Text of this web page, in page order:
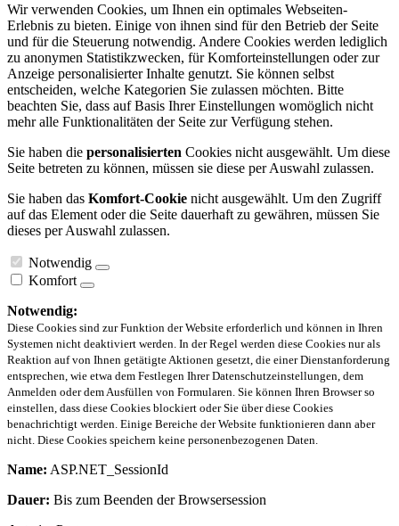
Wir verwenden Cookies, um Ihnen ein optimales Webseiten-
Erlebnis zu bieten. Einige von ihnen sind für den Betrieb der Seite
und für die Steuerung notwendig. Andere Cookies werden lediglich
zu anonymen Statistikzwecken, für Komforteinstellungen oder zur
Anzeige personalisierter Inhalte genutzt. Sie können selbst
entscheiden, welche Kategorien Sie zulassen möchten. Bitte
beachten Sie, dass auf Basis Ihrer Einstellungen womöglich nicht
mehr alle Funktionalitäten der Seite zur Verfügung stehen.
Sie haben die personalisierten Cookies nicht ausgewählt. Um diese
Seite betreten zu können, müssen sie diese per Auswahl zulassen.
Sie haben das Komfort-Cookie nicht ausgewählt. Um den Zugriff
auf das Element oder die Seite dauerhaft zu gewähren, müssen Sie
dieses per Auswahl zulassen.
Notwendig
Komfort
Notwendig:
Diese Cookies sind zur Funktion der Website erforderlich und können in Ihren
Systemen nicht deaktiviert werden. In der Regel werden diese Cookies nur als
Reaktion auf von Ihnen getätigte Aktionen gesetzt, die einer Dienstanforderung
entsprechen, wie etwa dem Festlegen Ihrer Datenschutzeinstellungen, dem
Anmelden oder dem Ausfüllen von Formularen. Sie können Ihren Browser so
einstellen, dass diese Cookies blockiert oder Sie über diese Cookies
benachrichtigt werden. Einige Bereiche der Website funktionieren dann aber
nicht. Diese Cookies speichern keine personenbezogenen Daten.
Name: ASP.NET_SessionId
Dauer: Bis zum Beenden der Browsersession